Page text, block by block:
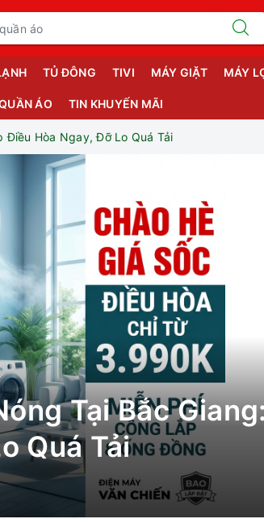
TỦ ĐÔNG TIVI MÁY GIẶT MÁY
ÁO TIN KHUYẾN MÃI
Điều Hòa Ngay, Đỡ Lo Quá Tải
Tại Bắc
Quá Tải